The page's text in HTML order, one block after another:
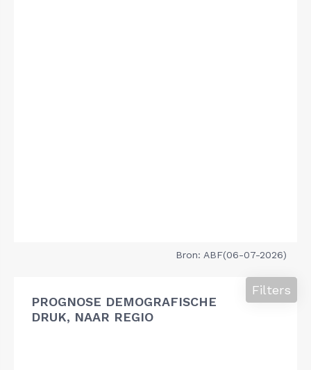
Bron: ABF(06-07-2026)
PROGNOSE DEMOGRAFISCHE
DRUK, NAAR REGIO
Filters